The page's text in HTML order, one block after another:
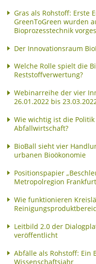
Gras als Rohstoff: Erste
GreenToGreen wurden
Bioprozesstechnik
Der Innovationsraum
Welche Rolle spielt die
Reststoffverwertung?
Webinarreihe der vier
26.01.2022 bis
Wie wichtig ist die
Abfallwirtschaft?
BioBall sieht vier
urbanen Bioökonomie
Positionspapier
Metropolregion
Wie funktionieren
Leitbild 2.0 der
veröffentlicht
Abfälle als Rohstoff: Ein
Wissenschaftsjahr